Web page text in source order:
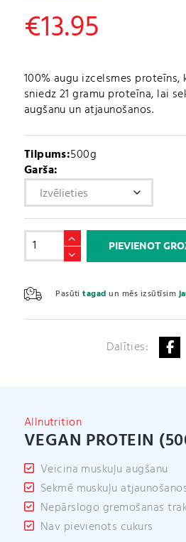
€13.95
100% augu izcelsmes proteīns,
sniedz 21 gramu proteīna, lai
augšanu un atjaunošanos.
Garša:
Tilpums:500g
Vegan
Protein
daudzums
PIEVIENOT
Pasūtitagad un mēs izsūtīsim
Dalīties:
Allnutrition
VEGAN PROTEIN
Veicina muskuļu augšanu
Sekmē muskuļu
Nepārslogo gremošanas
Nav pievienots cukurs